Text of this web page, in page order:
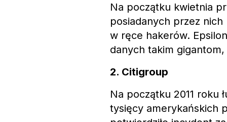
Na początku kwietnia
posiadanych przez nich
w ręce hakerów.
danych takim
2. Citigroup
Na początku 2011 roku
tysięcy amerykańskich